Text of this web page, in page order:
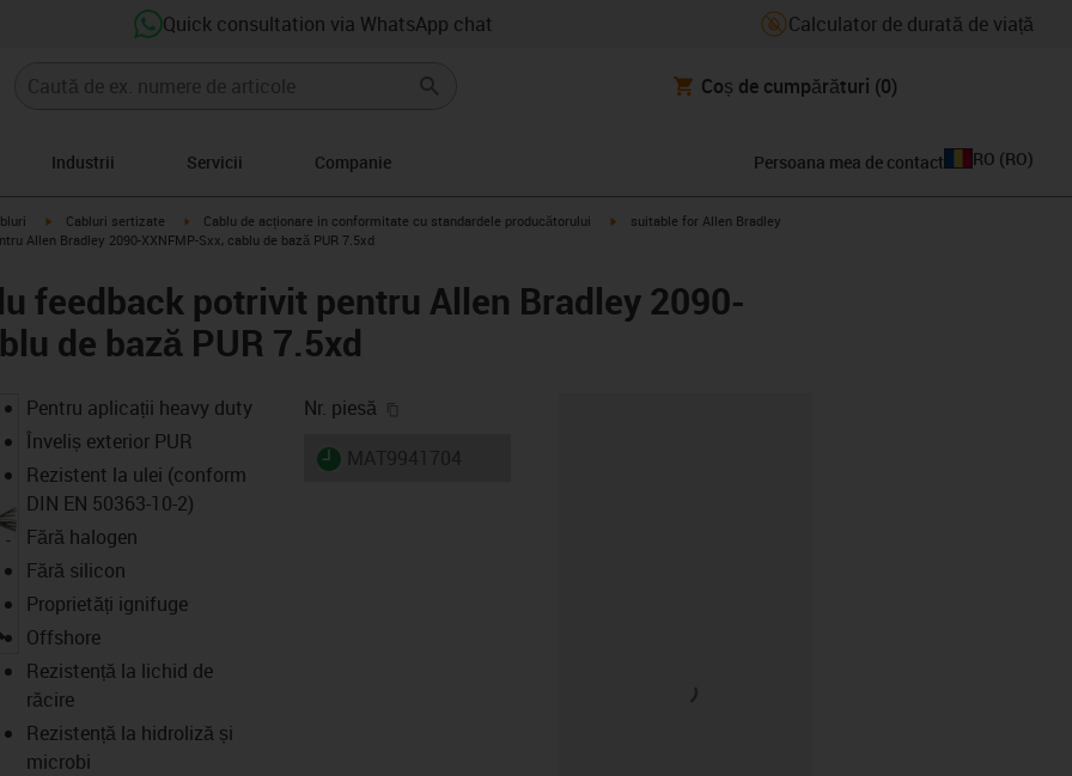
Quick consultation via WhatsApp chat Calculator de durată de viață
Coș de cumpărături (0)
Industrii Servicii Companie Persoana mea de contact RO (RO)
igus-icon-arrow-right
Cabluri sertizate igus-icon-arrow-right
Cablu de acționare in conformitate cu standardele producătorului igus-icon-arrow-right
suitable for Allen Bradley
Allen Bradley 2090-XXNFMP-Sxx, cablu de bază PUR 7.5xd
feedback potrivit pentru Allen Bradley 2090-
de bază PUR 7.5xd
igus-icon-lupe
Pentru aplicații heavy duty
Înveliș exterior PUR
Rezistent la ulei (conform
DIN EN 50363-10-2)
Fără halogen
Fără silicon
Proprietăți ignifuge
Offshore
Rezistență la lichid de
răcire
Rezistență la hidroliză și
microbi
Nr. piesă
igus-icon-lieferzeit